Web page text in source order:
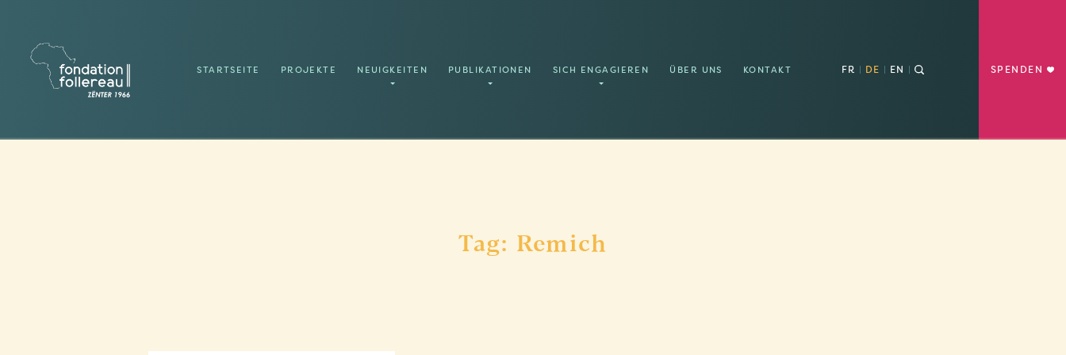
STARTSEITE PROJEKTE NEUIGKEITEN PUBLIKATIONEN SICH ENGAGIEREN ÜBER UNS KONTAKT FR DE EN SPENDEN
Tag: Remich